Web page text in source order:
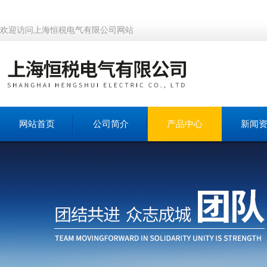
欢迎访问上海恒税电气有限公司网站
网站首页 公司简介 产品中心 新闻